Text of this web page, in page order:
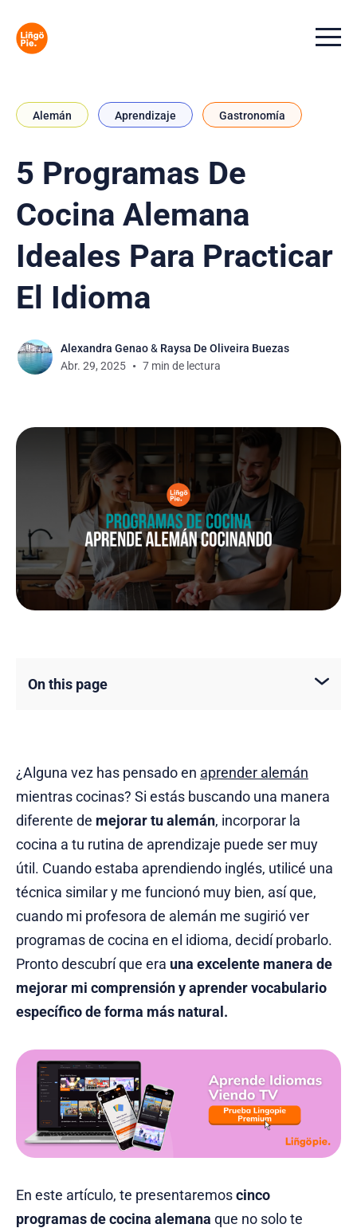
Menu
Alemán Aprendizaje Gastronomía
5 Programas De
Cocina Alemana
Ideales Para Practicar
El Idioma
Alexandra Genao& Raysa De Oliveira Buezas
Abr. 29, 2025
7 min de lectura
On this page
¿Alguna vez has pensado en aprender alemán
mientras cocinas? Si estás buscando una manera
diferente de mejorar tu alemán, incorporar la
cocina a tu rutina de aprendizaje puede ser muy
útil. Cuando estaba aprendiendo inglés, utilicé una
técnica similar y me funcionó muy bien, así que,
cuando mi profesora de alemán me sugirió ver
programas de cocina en el idioma, decidí probarlo.
Pronto descubrí que era una excelente manera de
mejorar mi comprensión y aprender vocabulario
específico de forma más natural.
En este artículo, te presentaremoscinco
programas de cocina alemana que no solo te